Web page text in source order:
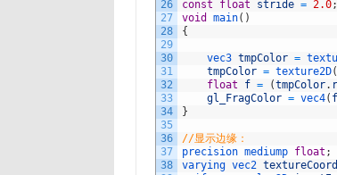
26
27
28
29
30
31
32
33
34
35
36
37
38
const
float stride = 2.0;
void
main( )
{
vec3 tmpColor =
tmpColor = texture2D(
float
f = (tmpColor. r
gl_FragColor = vec4( f
}
//显示边缘：
precision mediump float ;
varying vec2